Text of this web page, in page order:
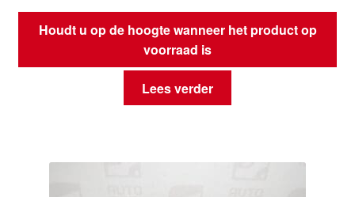
Houdt u op de hoogte wanneer het product op
voorraad is
Lees verder